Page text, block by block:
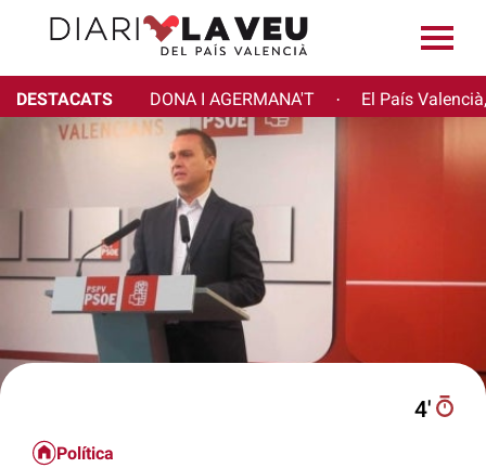
DESTACATS DONA I AGERMANA'T · El País
4′
Política